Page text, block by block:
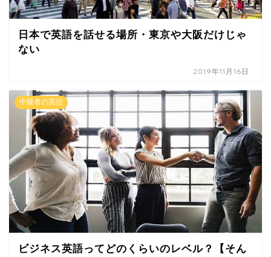
日本で英語を話せる場所・東京や大阪だけじゃ
ない
2019年11月16日
中級者の英語
ビジネス英語ってどのくらいのレベル？【そん